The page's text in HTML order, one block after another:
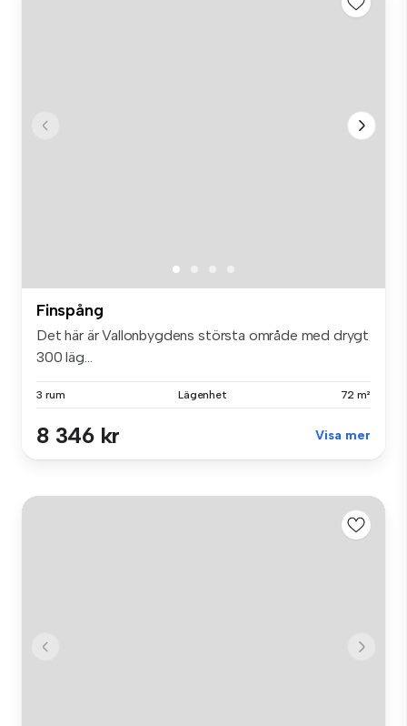
Finspång
Det här är Vallonbygdens största område med drygt
300 läg...
3 rum Lägenhet 72 m²
8 346 kr Visa mer